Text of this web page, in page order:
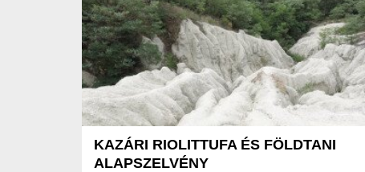
KAZÁRI RIOLITTUFA ÉS FÖLDTANI
ALAPSZELVÉNY